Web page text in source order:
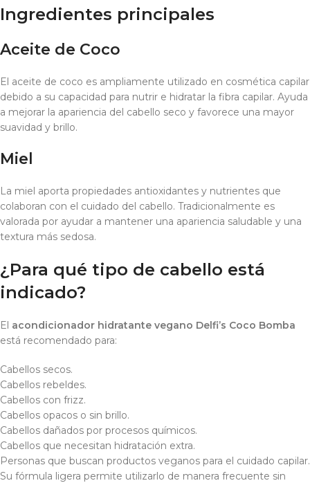
Ingredientes principales
Aceite de Coco
El aceite de coco es ampliamente utilizado en cosmética capilar
debido a su capacidad para nutrir e hidratar la fibra capilar. Ayuda
a mejorar la apariencia del cabello seco y favorece una mayor
suavidad y brillo.
Miel
La miel aporta propiedades antioxidantes y nutrientes que
colaboran con el cuidado del cabello. Tradicionalmente es
valorada por ayudar a mantener una apariencia saludable y una
textura más sedosa.
¿Para qué tipo de cabello está
indicado?
El acondicionador hidratante vegano Delfi’s Coco Bomba
está recomendado para:
Cabellos secos.
Cabellos rebeldes.
Cabellos con frizz.
Cabellos opacos o sin brillo.
Cabellos dañados por procesos químicos.
Cabellos que necesitan hidratación extra.
Personas que buscan productos veganos para el cuidado capilar.
Su fórmula ligera permite utilizarlo de manera frecuente sin